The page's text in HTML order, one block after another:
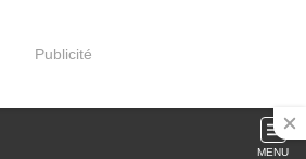
Publicité
MENU